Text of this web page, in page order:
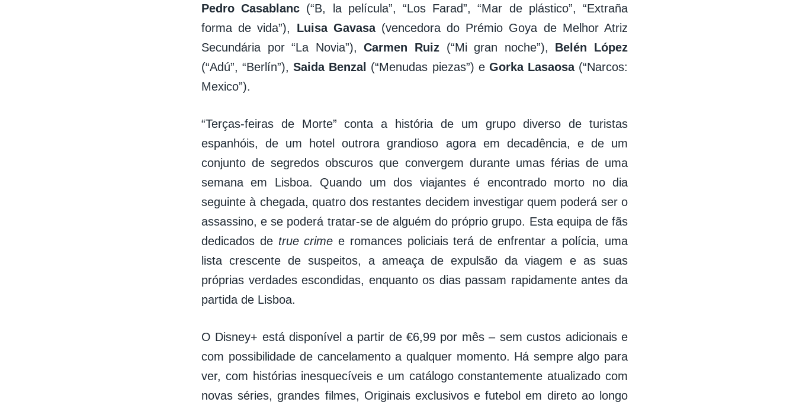
Pedro Casablanc (“B, la película”, “Los Farad”, “Mar de plástico”, “Extraña
forma de vida”), Luisa Gavasa (vencedora do Prémio Goya de Melhor Atriz
Secundária por “La Novia”),Carmen Ruiz (“Mi gran noche”), Belén López
(“Adú”, “Berlín”),Saida Benzal (“Menudas piezas”) e Gorka Lasaosa(“Narcos:
Mexico”).
“Terças-feiras de Morte” conta a história de um grupo diverso de turistas
espanhóis, de um hotel outrora grandioso agora em decadência, e de um
conjunto de segredos obscuros que convergem durante umas férias de uma
semana em Lisboa. Quando um dos viajantes é encontrado morto no dia
seguinte à chegada, quatro dos restantes decidem investigar quem poderá ser o
assassino, e se poderá tratar-se de alguém do próprio grupo. Esta equipa de fãs
dedicados de true crime e romances policiais terá de enfrentar a polícia, uma
lista crescente de suspeitos, a ameaça de expulsão da viagem e as suas
próprias verdades escondidas, enquanto os dias passam rapidamente antes da
partida de Lisboa.
O Disney+ está disponível a partir de €6,99 por mês – sem custos adicionais e
com possibilidade de cancelamento a qualquer momento. Há sempre algo para
ver, com histórias inesquecíveis e um catálogo constantemente atualizado com
novas séries, grandes filmes, Originais exclusivos e futebol em direto ao longo